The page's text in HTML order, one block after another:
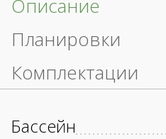
Описание
Планировки
Комплектации
Бассейн